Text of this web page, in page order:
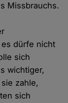
Missbrauchs.
dürfe nicht
sich
wichtiger,
zahle,
sich